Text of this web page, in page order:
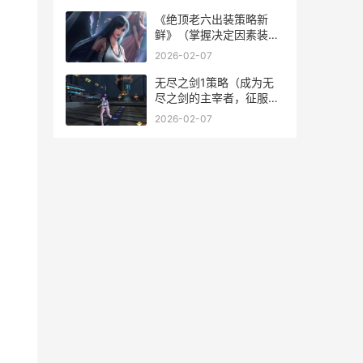
《绝顶老六出装策略新
鲜》（掌握决定因素装
备，成为无人能敌战士）
2026-02-07
无尽之剑1策略（成为无
尽之剑的主宰者，征服这
个神奇的世界！） 无尽之
2026-02-07